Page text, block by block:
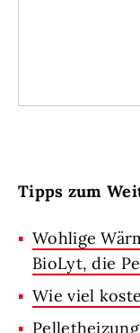
Tipps zum
Wohlige
BioLyt, die
Wie viel